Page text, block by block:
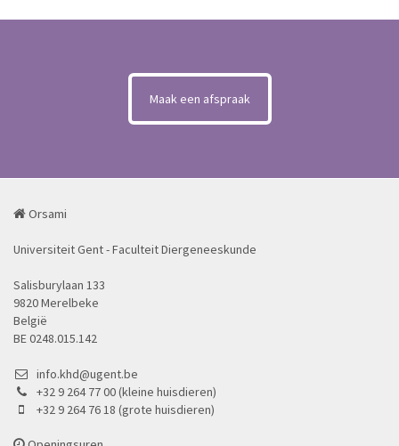
Maak een afspraak
Orsami
Universiteit Gent - Faculteit Diergeneeskunde
Salisburylaan 133
9820 Merelbeke
België
BE 0248.015.142
info.khd@ugent.be
+32 9 264 77 00 (kleine huisdieren)
+32 9 264 76 18 (grote huisdieren)